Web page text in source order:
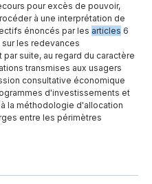
pour excès de pouvoir,
à une interprétation de
énoncés par les articles 6
sur les redevances
suite, au regard du caractère
transmises aux usagers
consultative économique
d'investissements et
la méthodologie d'allocation
entre les périmètres